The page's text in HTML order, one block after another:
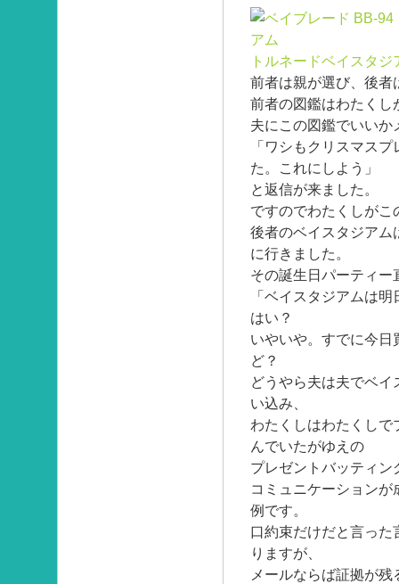
トルネードベイスタジ
前者は親が選び、後者
前者の図鑑はわたくし
夫にこの図鑑でいいか
「ワシもクリスマス
た。これにしよう」
と返信が来ました。
ですのでわたくしが
後者のベイスタジアム
に行きました。
その誕生日パーティ
「ベイスタジアムは
はい？
いやいや。すでに今
ど？
どうやら夫は夫でベ
い込み、
わたくしはわたくし
んでいたがゆえの
プレゼントバッティン
コミュニケーション
例です。
口約束だけだと言っ
りますが、
メールならば証拠が